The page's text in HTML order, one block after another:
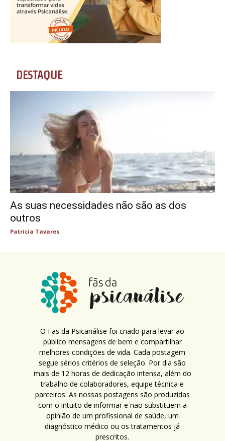
DESTAQUE
As suas necessidades não são as dos
outros
Patricia Tavares
O Fãs da Psicanálise foi criado para levar ao
público mensagens de bem e compartilhar
melhores condições de vida. Cada postagem
segue sérios critérios de seleção. Por dia são
mais de 12 horas de dedicação intensa, além do
trabalho de colaboradores, equipe técnica e
parceiros. As nossas postagens são produzidas
com o intuito de informar e não substituem a
opinião de um profissional de saúde, um
diagnóstico médico ou os tratamentos já
prescritos.